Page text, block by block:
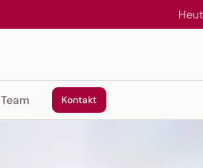
Team Kontakt